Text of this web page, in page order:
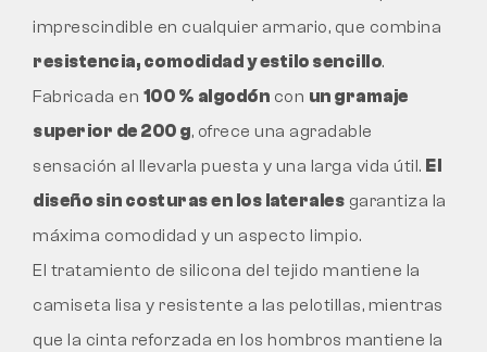
imprescindible en cualquier armario, que combina
resistencia, comodidad y estilo sencillo.
Fabricada en 100 % algodón con un gramaje
superior de 200 g, ofrece una agradable
sensación al llevarla puesta y una larga vida útil. El
diseño sin costuras en los laterales garantiza la
máxima comodidad y un aspecto limpio.
El tratamiento de silicona del tejido mantiene la
camiseta lisa y resistente a las pelotillas, mientras
que la cinta reforzada en los hombros mantiene la